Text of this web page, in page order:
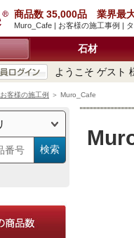
Muro_Cafe | お客様の施工事例 |
商品数 35,000品 業界最
石材
ようこそ ゲスト
お客様の施工例 ＞ Muro_Cafe